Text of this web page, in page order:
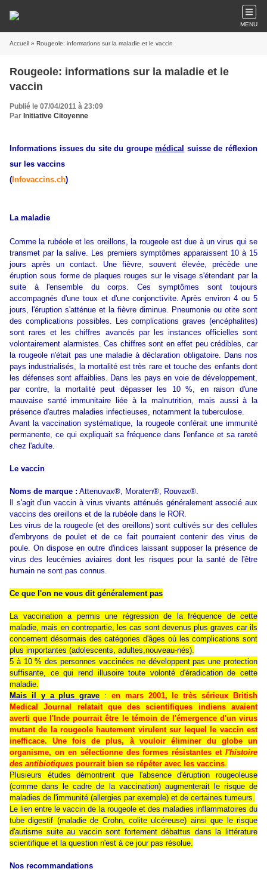
MENU
Accueil » Rougeole: informations sur la maladie et le vaccin
Rougeole: informations sur la maladie et le
vaccin
Publié le 07/04/2011 à 23:09
Par Initiative Citoyenne
Informations issues du site du groupemédical suisse de réflexion
sur les vaccins
( Infovaccins.ch)
La maladie
Comme la rubéole et les oreillons, la rougeole est due à un virus qui se
transmet par la salive. Les premiers symptômes apparaissent 10 à 15
jours après un contact. Une fièvre, souvent élevée, précède une
éruption sous forme de plaques rouges sur le visage s'étendant par la
suite à l'ensemble du corps. Ces symptômes sont toujours
accompagnés d'une toux et d'une conjonctivite. Après environ 4 ou 5
jours, l'éruption s'atténue et la fièvre diminue. Pneumonie ou otite sont
des complications possibles. Les complications graves (encéphalites)
sont rares et les chiffres avancés par les instances officielles sont
volontairement alarmistes. Ces chiffres sont en effet peu crédibles, car
la rougeole n'était pas une maladie à déclaration obligatoire. Dans nos
pays industrialisés, la mortalité est très rare et touche des enfants dont
les défenses sont affaiblies. Dans les pays en voie de développement,
par contre, la mortalité peut dépasser les 10 %, en raison d'une
mauvaise santé immunitaire liée à la malnutrition, mais aussi à la
présence d'autres maladies infectieuses, notamment la tuberculose.
Avant la vaccination systématique, la rougeole conférait une immunité
permanente, ce qui expliquait sa fréquence dans l'enfance et sa rareté
chez l'adulte.
Le vaccin
Noms de marque : Attenuvax®, Moraten®, Rouvax®.
Il s'agit d'un vaccin à virus vivants atténués généralement associé aux
vaccins des oreillons et de la rubéole dans le ROR.
Les virus de la rougeole (et des oreillons) sont cultivés sur des cellules
d'embryons de poulet et de ce fait pourraient contenir des virus de
poule. On dispose en outre d'indices laissant supposer la présence de
virus des leucémies aviaires dont les risques pour la santé de l'être
humain ne sont pas connus.
Ce que l'on ne vous dit généralement pas
La vaccination a permis une régression de la fréquence de cette
maladie, mais en contrepartie, les cas sont devenus plus graves car ils
concernent désormais des catégories d'âges où les complications sont
plus importantes (adolescents, adultes,nouveau-nés).
5 à 10 % des personnes vaccinées ne développent pas une protection
suffisante, ce qui rend illusoire toute volonté d'éradication de cette
maladie.
Mais il y a plus grave : en mars 2001, le très sérieux British
Medical Journal relatait que des scientifiques indiens avaient
averti que l'Inde pourrait être le témoin de l'émergence d'un virus
mutant de la rougeole hautement virulent sur lequel le vaccin est
inefficace. Une fois de plus, à vouloir éliminer du globe un
organisme, on en sélectionne des formes résistantes et l'histoire
des antibiotiques pourrait bien se répéter avec les vaccins.
Plusieurs études démontrent que l'absence d'éruption rougeoleuse
(comme dans le cadre de la vaccination) augmenterait le risque de
maladies de l'immunité (allergies par exemple) et de certaines tumeurs.
Le lien entre le vaccin de la rougeole et des maladies inflammatoires du
tube digestif (maladie de Crohn, colite ulcéreuse) ainsi que le risque
d'autisme suite au vaccin sont fortement débattus dans la littérature
scientifique et la question n'est à ce jour pas résolue.
Nos recommandations